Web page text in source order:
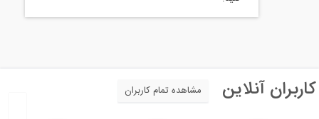
کاربران آنلاین مشاهده تمام کاربران